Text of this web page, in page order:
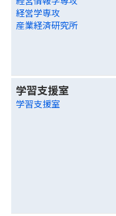
経営学専攻
産業経済研究所
学習支援室
学習支援室